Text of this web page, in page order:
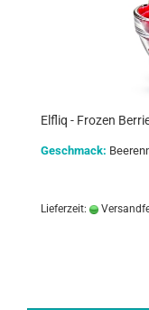
Elfliq - Frozen
Geschmack:
Lieferzeit: